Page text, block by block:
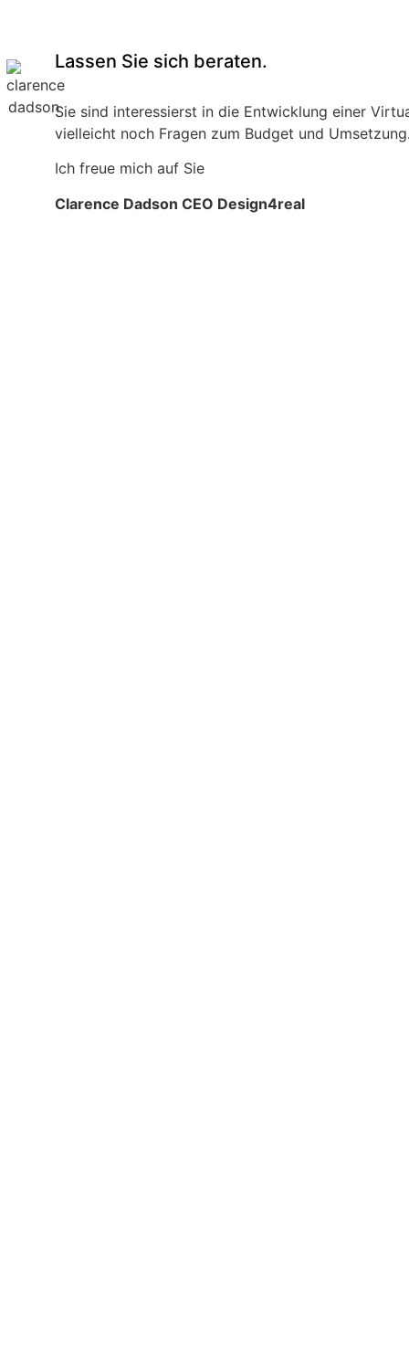
Lassen Sie sich beraten.
Sie sind interessierst in die Entwicklung einer
vielleicht noch Fragen zum Budget und
Ich freue mich auf Sie
Clarence Dadson CEO Design4real